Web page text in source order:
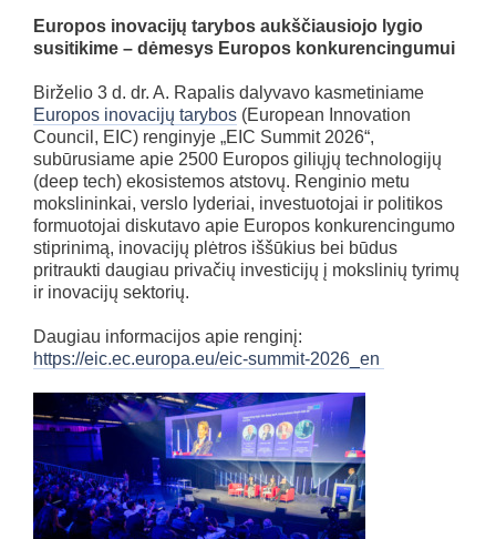
Europos inovacijų tarybos aukščiausiojo lygio
susitikime – dėmesys Europos konkurencingumui
Birželio 3 d. dr. A. Rapalis dalyvavo kasmetiniame
Europos inovacijų tarybos (European Innovation
Council, EIC) renginyje „EIC Summit 2026“,
subūrusiame apie 2500 Europos giliųjų technologijų
(deep tech) ekosistemos atstovų. Renginio metu
mokslininkai, verslo lyderiai, investuotojai ir politikos
formuotojai diskutavo apie Europos konkurencingumo
stiprinimą, inovacijų plėtros iššūkius bei būdus
pritraukti daugiau privačių investicijų į mokslinių tyrimų
ir inovacijų sektorių.
Daugiau informacijos apie renginį:
https://eic.ec.europa.eu/eic-summit-2026_en